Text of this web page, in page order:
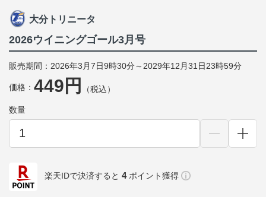
大分トリニータ
2026ウイニングゴール3月号
販売期間：2026年3月7日9時30分～2029年12月31日23時59分
価格： 449円 （税込）
数量
楽天IDで決済すると 4 ポイント獲得